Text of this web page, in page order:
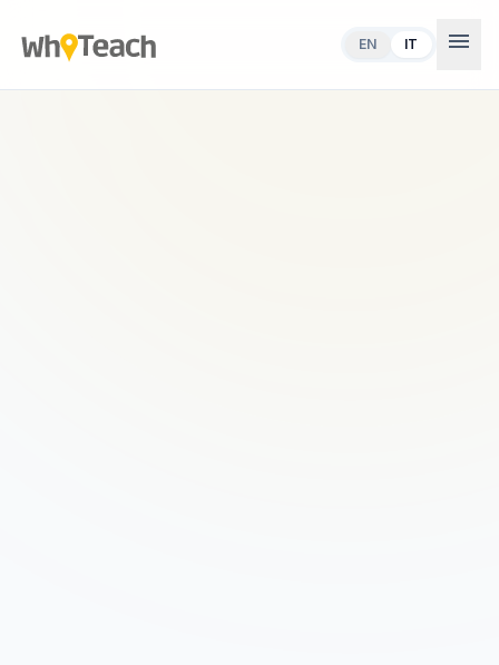
EN IT menu